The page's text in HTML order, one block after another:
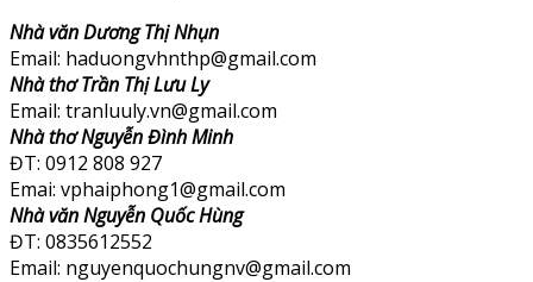
Nhà văn Dương Thị Nhụn
Email: haduongvhnthp@gmail.com
Nhà thơ Trần Thị Lưu Ly
Email: tranluuly.vn@gmail.com
Nhà thơ Nguyễn Đình Minh
ĐT: 0912 808 927
Emai: vphaiphong1@gmail.com
Nhà văn Nguyễn Quốc Hùng
ĐT: 0835612552
Email: nguyenquochungnv@gmail.com